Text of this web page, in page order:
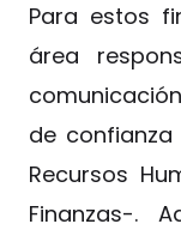
Para estos
área
de
Recursos
Finanzas-.